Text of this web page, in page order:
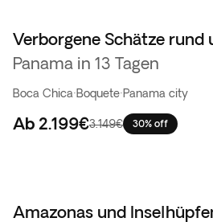
mit Landschaften gefüllt haben,
jahrtausende alten Bauwerke der
Mexiko und Guatemala.Denn die
erscheinen endlos weit.
Verborgene Schätze rund
Panama in 13 Tagen
Boca Chica·Boquete·Panama city
Ab 2.199€3.149€ 30% off
Flash-Sale
Amazonas und